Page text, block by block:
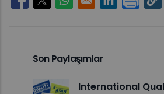
Opens in a new window
Opens in a new window
Opens in a new window
Opens in a
Son Paylaşımlar
International